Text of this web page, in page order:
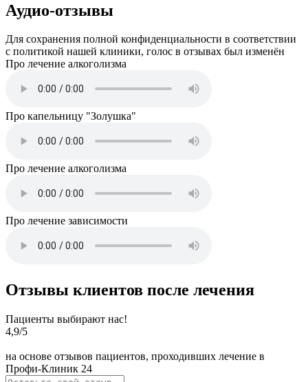
Аудио-отзывы
Для сохранения полной конфиденциальности в соответствии
с политикой нашей клиники, голос в отзывах был изменён
Про лечение алкоголизма
Про капельницу "Золушка"
Про лечение алкоголизма
Про лечение зависимости
Отзывы клиентов после лечения
Пациенты выбирают нас!
4,9/5
на основе отзывов пациентов, проходивших лечение в
Профи-Клиник 24